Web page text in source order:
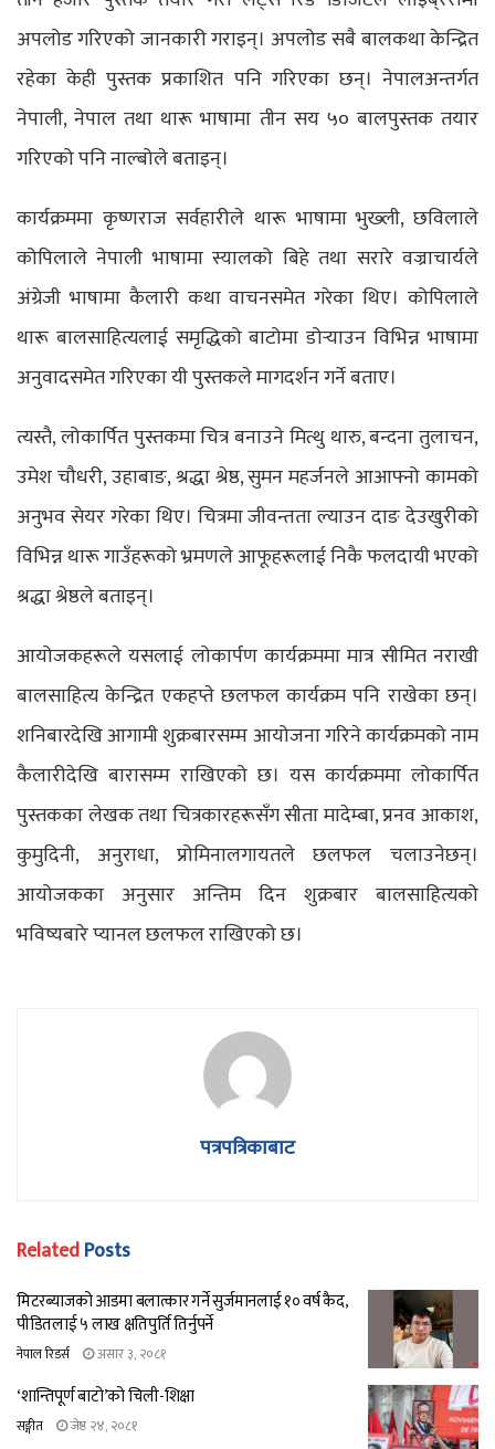
अपलोड गरिएको जानकारी गराइन्। अपलोड सबै बालकथा केन्द्रित
रहेका केही पुस्तक प्रकाशित पनि गरिएका छन्। नेपालअन्तर्गत
नेपाली, नेपाल तथा थारू भाषामा तीन सय ५० बालपुस्तक तयार
गरिएको पनि नाल्बोले बताइन्।
कार्यक्रममा कृष्णराज सर्वहारीले थारू भाषामा भुख्ली, छविलाले
कोपिलाले नेपाली भाषामा स्यालको बिहे तथा सरारे वज्राचार्यले
अंग्रेजी भाषामा कैलारी कथा वाचनसमेत गरेका थिए। कोपिलाले
थारू बालसाहित्यलाई समृद्धिको बाटोमा डोर्‍याउन विभिन्न भाषामा
अनुवादसमेत गरिएका यी पुस्तकले मागदर्शन गर्ने बताए।
त्यस्तै, लोकार्पित पुस्तकमा चित्र बनाउने मित्थु थारु, बन्दना तुलाचन,
उमेश चौधरी, उहाबाङ, श्रद्धा श्रेष्ठ, सुमन महर्जनले आआफ्नो कामको
अनुभव सेयर गरेका थिए। चित्रमा जीवन्तता ल्याउन दाङ देउखुरीको
विभिन्न थारू गाउँहरूको भ्रमणले आफूहरूलाई निकै फलदायी भएको
श्रद्धा श्रेष्ठले बताइन्।
आयोजकहरूले यसलाई लोकार्पण कार्यक्रममा मात्र सीमित नराखी
बालसाहित्य केन्द्रित एकहप्ते छलफल कार्यक्रम पनि राखेका छन्।
शनिबारदेखि आगामी शुक्रबारसम्म आयोजना गरिने कार्यक्रमको नाम
कैलारीदेखि बारासम्म राखिएको छ। यस कार्यक्रममा लोकार्पित
पुस्तकका लेखक तथा चित्रकारहरूसँग सीता मादेम्बा, प्रनव आकाश,
कुमुदिनी, अनुराधा, प्रोमिनालगायतले छलफल चलाउनेछन्।
आयोजकका अनुसार अन्तिम दिन शुक्रबार बालसाहित्यको
भविष्यबारे प्यानल छलफल राखिएको छ।
पत्रपत्रिकाबाट
RelatedPosts
मिटरब्याजको आडमा बलात्कार गर्ने सुर्जमानलाई १० वर्ष कैद,
पीडितलाई ५ लाख क्षतिपुर्ति तिर्नुपर्ने
नेपाल रिडर्स असार ३, २०८१
‘शान्तिपूर्ण बाटो’को चिली-शिक्षा
सङ्गीत जेष्ठ २४, २०८१